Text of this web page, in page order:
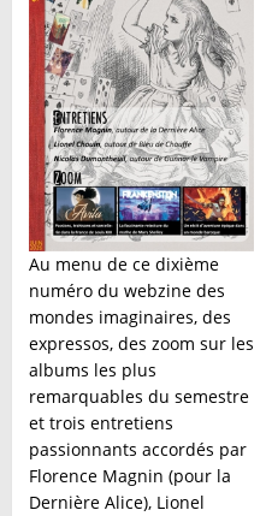
Au menu de ce dixième
numéro du webzine des
mondes imaginaires, des
expressos, des zoom sur les
albums les plus
remarquables du semestre
et trois entretiens
passionnants accordés par
Florence Magnin (pour la
Dernière Alice), Lionel